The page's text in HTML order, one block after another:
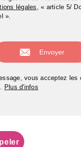
légales , « article 5/
».
vous acceptez les
Plus d'infos